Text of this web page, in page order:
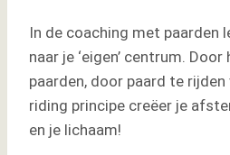
In de coaching met paarden
naar je ‘eigen’ centrum.
paarden, door paard te
riding principe creëer je
en je lichaam!